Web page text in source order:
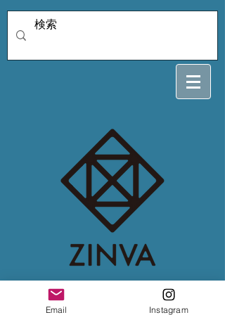
muu専用
Email Instagram